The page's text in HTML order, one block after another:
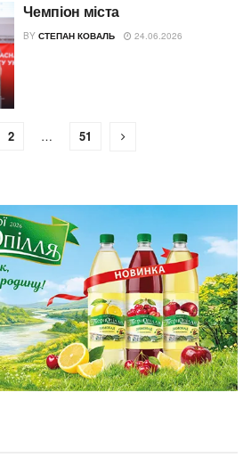
Чемпіон міста
BY СТЕПАН КОВАЛЬ 24.06.2026
2 … 51